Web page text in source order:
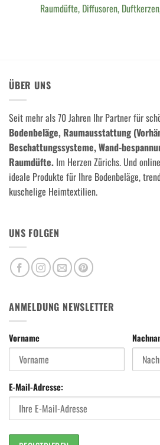
Raumdüfte, Diffusoren,
ÜBER UNS
Seit mehr als 70 Jahren Ihr Partner für
Bodenbeläge, Raumausstattung
Beschattungssysteme, Wand-
Raumdüfte. Im Herzen Zürichs. Und
ideale Produkte für Ihre Bodenbeläge,
kuschelige Heimtextilien.
UNS FOLGEN
ANMELDUNG NEWSLETTER
Vorname
E-Mail-Adresse: